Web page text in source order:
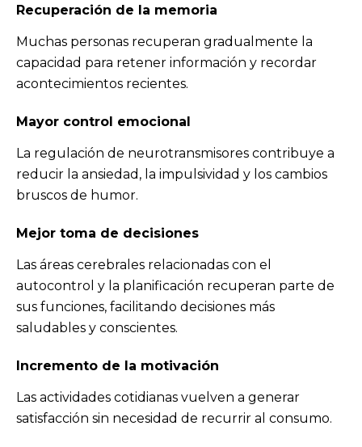
Recuperación de la memoria
Muchas personas recuperan gradualmente la
capacidad para retener información y recordar
acontecimientos recientes.
Mayor control emocional
La regulación de neurotransmisores contribuye a
reducir la ansiedad, la impulsividad y los cambios
bruscos de humor.
Mejor toma de decisiones
Las áreas cerebrales relacionadas con el
autocontrol y la planificación recuperan parte de
sus funciones, facilitando decisiones más
saludables y conscientes.
Incremento de la motivación
Las actividades cotidianas vuelven a generar
satisfacción sin necesidad de recurrir al consumo.